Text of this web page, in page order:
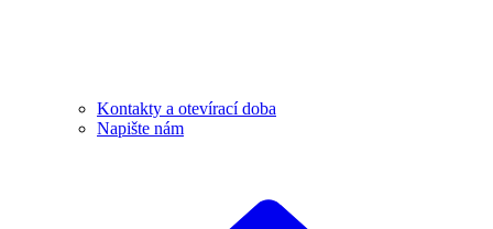
Kontakty a otevírací doba
Napište nám